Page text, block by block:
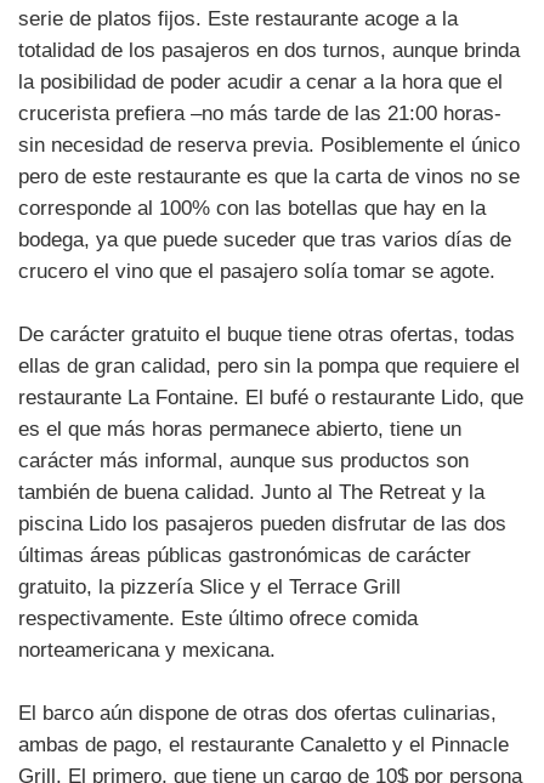
serie de platos fijos. Este restaurante acoge a la
totalidad de los pasajeros en dos turnos, aunque brinda
la posibilidad de poder acudir a cenar a la hora que el
crucerista prefiera –no más tarde de las 21:00 horas-
sin necesidad de reserva previa. Posiblemente el único
pero de este restaurante es que la carta de vinos no se
corresponde al 100% con las botellas que hay en la
bodega, ya que puede suceder que tras varios días de
crucero el vino que el pasajero solía tomar se agote.
De carácter gratuito el buque tiene otras ofertas, todas
ellas de gran calidad, pero sin la pompa que requiere el
restaurante La Fontaine. El bufé o restaurante Lido, que
es el que más horas permanece abierto, tiene un
carácter más informal, aunque sus productos son
también de buena calidad. Junto al The Retreat y la
piscina Lido los pasajeros pueden disfrutar de las dos
últimas áreas públicas gastronómicas de carácter
gratuito, la pizzería Slice y el Terrace Grill
respectivamente. Este último ofrece comida
norteamericana y mexicana.
El barco aún dispone de otras dos ofertas culinarias,
ambas de pago, el restaurante Canaletto y el Pinnacle
Grill. El primero, que tiene un cargo de 10$ por persona